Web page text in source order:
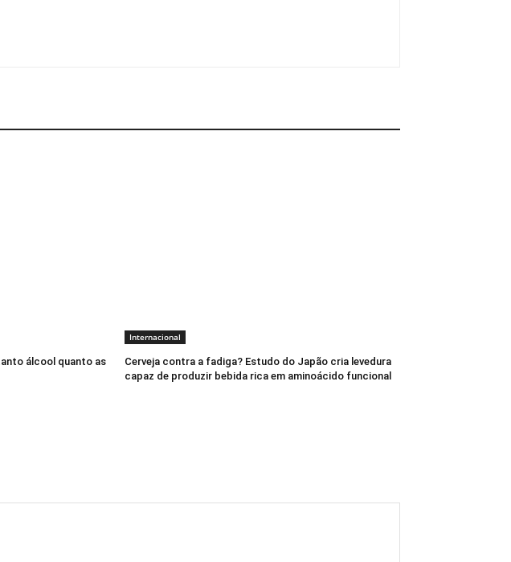
álcool quanto as
Internacional
Cerveja contra a fadiga? Estudo do Japão cria levedura
capaz de produzir bebida rica em aminoácido funcional